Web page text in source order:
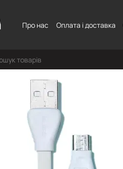
Про нас
Оплата і доставка